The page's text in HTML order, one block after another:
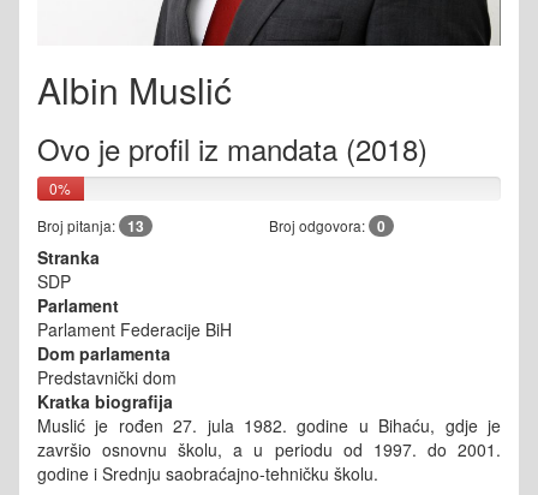
Albin Muslić
Ovo je profil iz mandata (2018)
0%
Broj pitanja: 13 Broj odgovora: 0
Stranka
SDP
Parlament
Parlament Federacije BiH
Dom parlamenta
Predstavnički dom
Kratka biografija
Muslić je rođen 27. jula 1982. godine u Bihaću, gdje je
završio osnovnu školu, a u periodu od 1997. do 2001.
godine i Srednju saobraćajno-tehničku školu.